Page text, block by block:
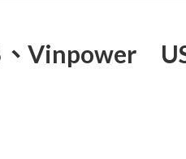
Vinpower